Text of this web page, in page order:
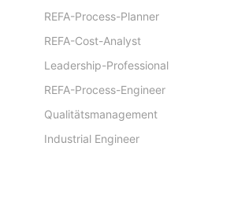
REFA-Process-Planner
REFA-Cost-Analyst
Leadership-Professional
REFA-Process-Engineer
Qualitätsmanagement
Industrial Engineer